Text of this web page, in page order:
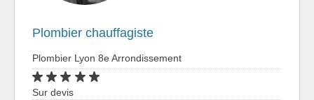
Plombier chauffagiste
Plombier Lyon 8e Arrondissement
Sur devis